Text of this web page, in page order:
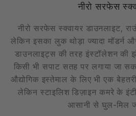
नीरो सरफेस
नीरो सरफेस स्क्वायर डाउनलाइट,
लेकिन इसका लुक थोड़ा ज्यादा मॉडर्न
डाउनलाइट्स की तरह इंस्टॉलेशन की
किसी भी सपाट सतह पर लगाया जा
औद्योगिक इस्तेमाल के लिए भी एक
लेकिन स्टाइलिश डिज़ाइन कमरे के
आसानी से घुल-मिल